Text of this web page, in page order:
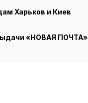
Харьков и Киев
«НОВАЯ ПОЧТА»